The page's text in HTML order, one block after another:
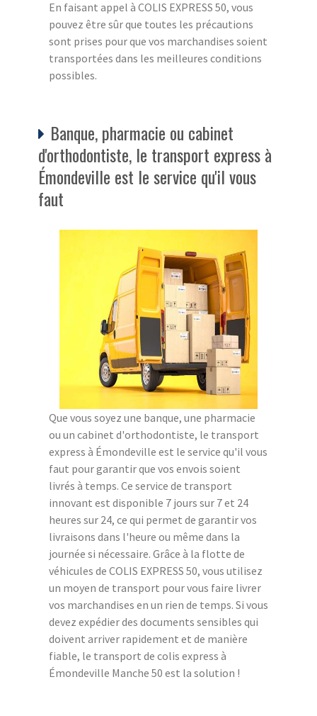
En faisant appel à COLIS EXPRESS 50, vous
pouvez être sûr que toutes les précautions
sont prises pour que vos marchandises soient
transportées dans les meilleures conditions
possibles.
Banque, pharmacie ou cabinet
d'orthodontiste, le transport express à
Émondeville est le service qu'il vous
faut
Que vous soyez une banque, une pharmacie
ou un cabinet d'orthodontiste, le transport
express à Émondeville est le service qu'il vous
faut pour garantir que vos envois soient
livrés à temps. Ce service de transport
innovant est disponible 7 jours sur 7 et 24
heures sur 24, ce qui permet de garantir vos
livraisons dans l'heure ou même dans la
journée si nécessaire. Grâce à la flotte de
véhicules de COLIS EXPRESS 50, vous utilisez
un moyen de transport pour vous faire livrer
vos marchandises en un rien de temps. Si vous
devez expédier des documents sensibles qui
doivent arriver rapidement et de manière
fiable, le transport de colis express à
Émondeville Manche 50 est la solution !